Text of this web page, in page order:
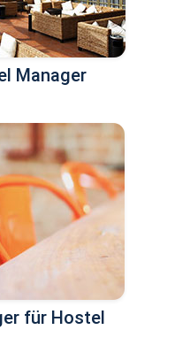
Manager
für Hostel